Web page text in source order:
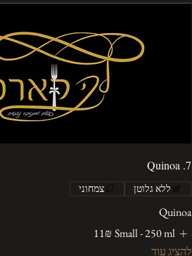
7. Quinoa
ללא גלוטן צמחוני
Quinoa
Small - 250 ml
‏11 ‏₪
להציג עוד